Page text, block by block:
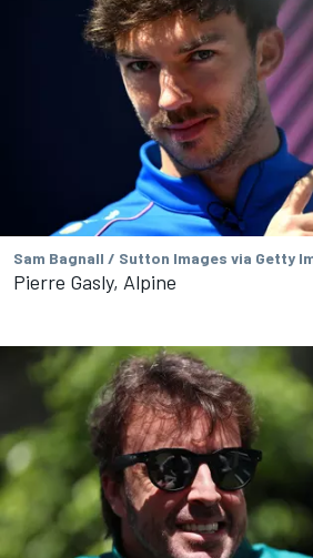
Sam Bagnall / Sutton Images via Getty
Pierre Gasly, Alpine